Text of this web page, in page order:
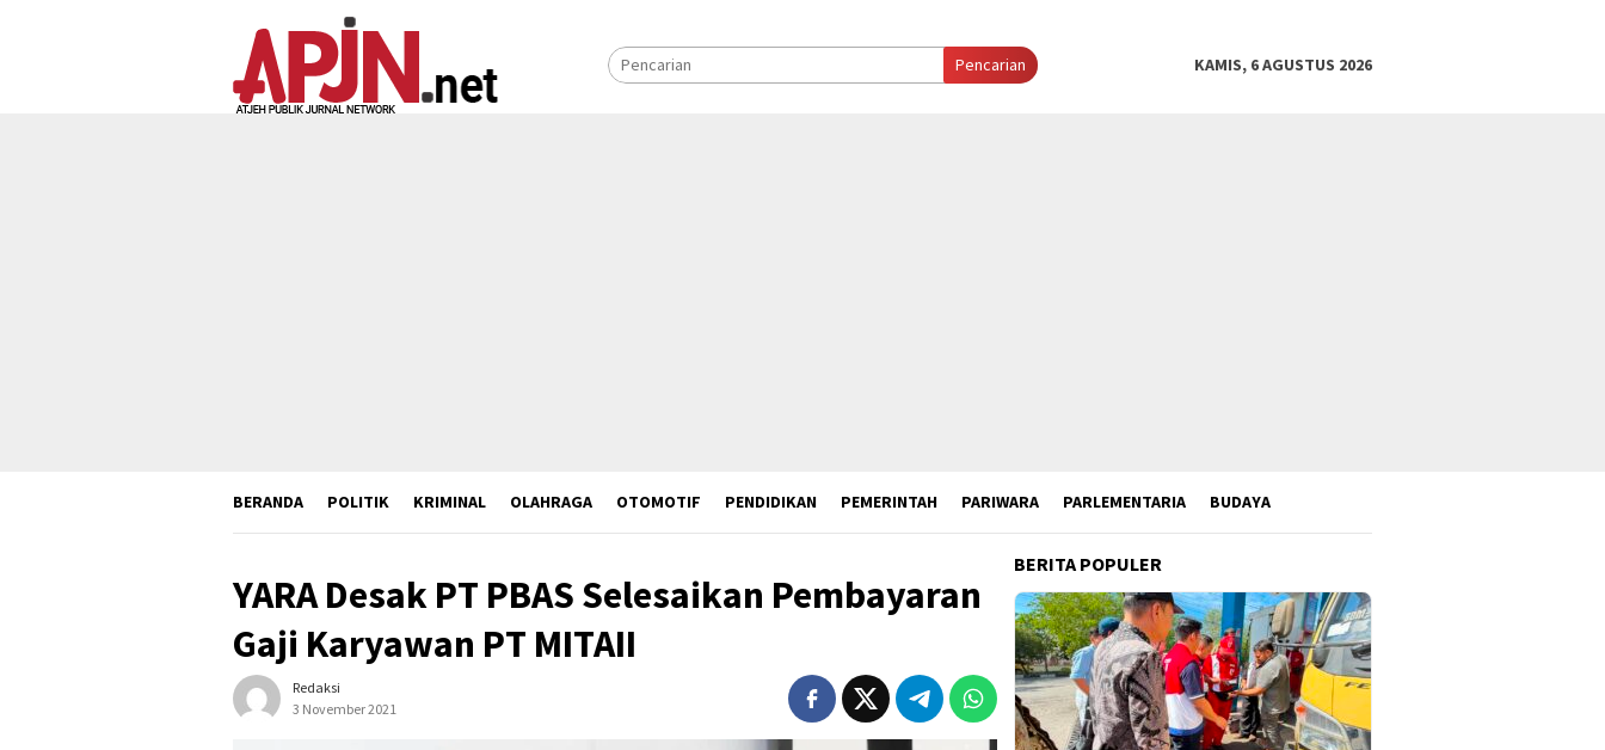
Pencarian KAMIS, 6 AGUSTUS 2026
BERANDA POLITIK KRIMINAL OLAHRAGA OTOMOTIF PENDIDIKAN PEMERINTAH PARIWARA PARLEMENTARIA BUDAYA
YARA Desak PT PBAS Selesaikan Pembayaran
Gaji Karyawan PT MITAII
Redaksi
3 November 2021
BERITA POPULER